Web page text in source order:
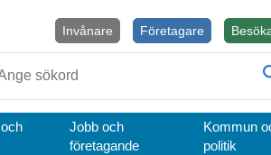
Företagare
Invånare
Jobb och
företagande
Kommun
politik